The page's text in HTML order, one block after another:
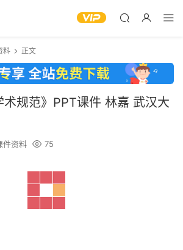
料 正文
术规范》PPT课件 林嘉 武汉大
件资料 75